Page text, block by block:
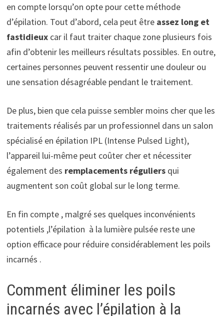
en compte lorsqu’on opte pour cette méthode
d’épilation. Tout d’abord, cela peut être assez long et
fastidieuxcar il faut traiter chaque zone plusieurs fois
afin d’obtenir les meilleurs résultats possibles. En outre,
certaines personnes peuvent ressentir une douleur ou
une sensation désagréable pendant le traitement.
De plus, bien que cela puisse sembler moins cher que les
traitements réalisés par un professionnel dans un salon
spécialisé en épilation IPL (Intense Pulsed Light),
l’appareil lui-même peut coûter cher et nécessiter
également des remplacements réguliersqui
augmentent son coût global sur le long terme.
En fin compte , malgré ses quelques inconvénients
potentiels ,l’épilation à la lumière pulsée reste une
option efficace pour réduire considérablement les poils
incarnés .
Comment éliminer les poils
incarnés avec l’épilation à la